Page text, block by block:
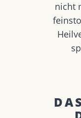
nicht